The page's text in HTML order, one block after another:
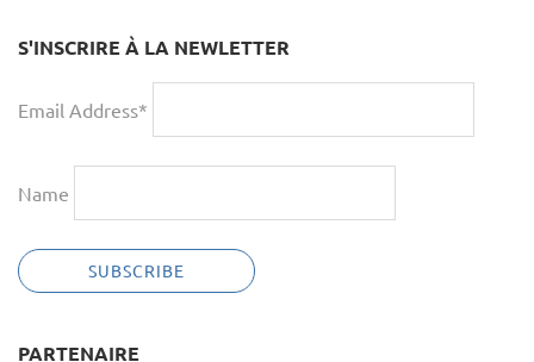
S'INSCRIRE À LA NEWLETTER
Email Address*
Name
PARTENAIRE